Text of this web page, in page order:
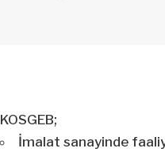
KOSGEB;
İmalat sanayinde